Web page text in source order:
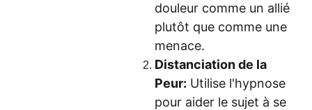
douleur comme un allié
plutôt que comme une
menace.
Distanciation de la
Peur: Utilise l'hypnose
pour aider le sujet à se